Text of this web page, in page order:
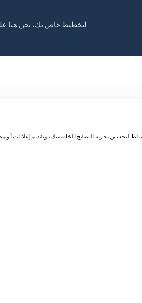
تواصل معنا عبر WhatsApp لتخطيط خاص بك، نحن هنا على مدار الساعة.
لتحسين تجربة التصفح الخاصة بك، وتقديم إعلانات